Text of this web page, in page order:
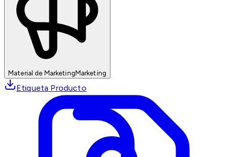
Material de MarketingMarketing
Etiqueta Producto